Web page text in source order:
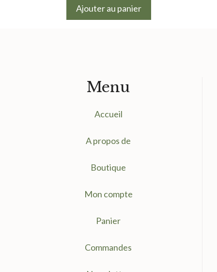
Ajouter au panier
Menu
Accueil
A propos de
Boutique
Mon compte
Panier
Commandes